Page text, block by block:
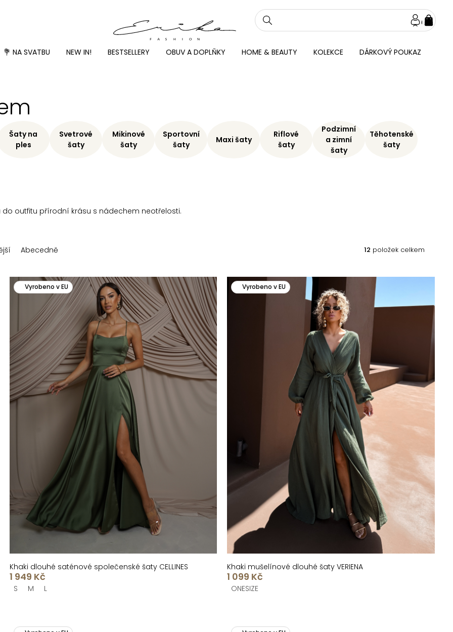
💐 NA SVATBU NEW IN! BESTSELLERY OBUV A DOPLŇKY HOME & BEAUTY KOLEKCE DÁRKOVÝ POUKAZ
outfitu přírodní krásu s nádechem neotřelosti.
Šaty na
ples
Svetrové
šaty
Mikinové
šaty
Sportovní
šaty
Maxi šaty
Riflové
šaty
Podzimní
a zimní
šaty
Těhotenské
šaty
Abecedně 12 položek celkem
Vyrobeno v EU
Khaki dlouhé saténové společenské šaty CELLINES
1 949 Kč
S M L
Vyrobeno v EU
Khaki mušelínové dlouhé šaty VERIENA
1 099 Kč
ONESIZE